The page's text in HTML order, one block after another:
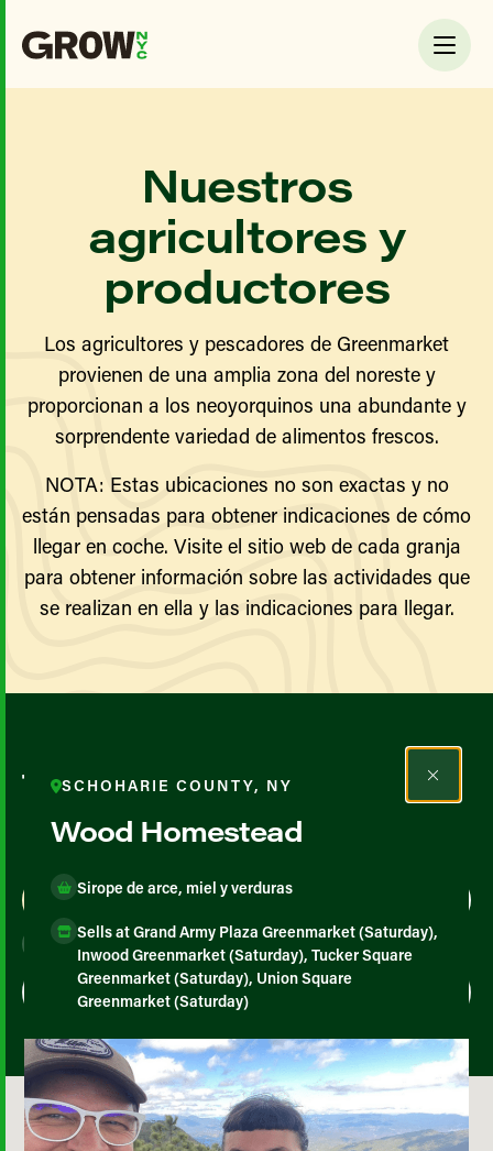
Nuestros
agricultores y
productores
Los agricultores y pescadores de Greenmarket
provienen de una amplia zona del noreste y
proporcionan a los neoyorquinos una abundante y
sorprendente variedad de alimentos frescos.
NOTA: Estas ubicaciones no son exactas y no
están pensadas para obtener indicaciones de cómo
llegar en coche. Visite el sitio web de cada granja
para obtener información sobre las actividades que
se realizan en ella y las indicaciones para llegar.
Todos los agricultores y
productores
Map View
SCHOHARIE COUNTY, NY
Wood Homestead
Sirope de arce, miel y verduras
Sells at Grand Army Plaza Greenmarket (Saturday),
Inwood Greenmarket (Saturday), Tucker Square
Greenmarket (Saturday), Union Square
Greenmarket (Saturday)